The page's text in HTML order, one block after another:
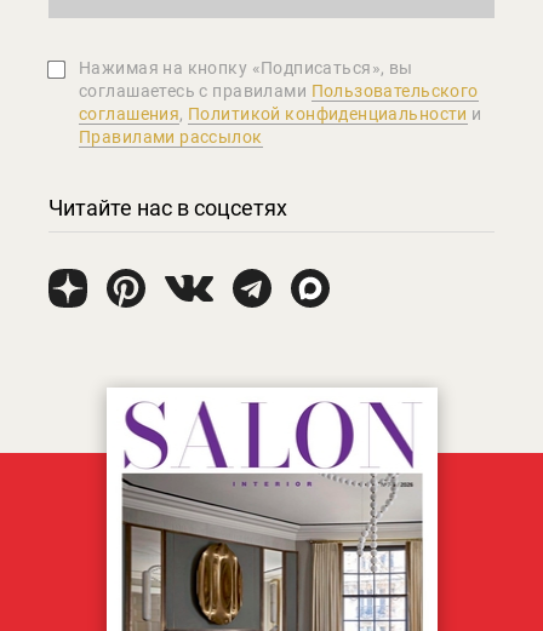
Нажимая на кнопку «Подписаться», вы
соглашаетеcь с правилами Пользовательского
соглашения, Политикой конфиденциальности и
Правилами рассылок
Читайте нас в соцсетях